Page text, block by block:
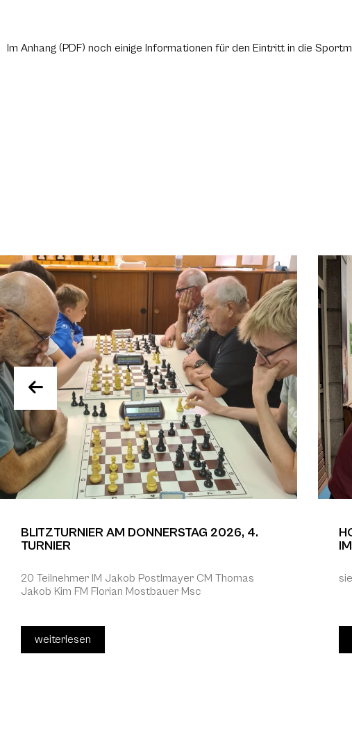
Im Anhang (PDF) noch einige Informationen für den Eintritt in die
BLITZTURNIER AM DONNERSTAG 2026, 4.
TURNIER
20 Teilnehmer IM Jakob Postlmayer CM Thomas
Jakob Kim FM Florian Mostbauer Msc
weiterlesen